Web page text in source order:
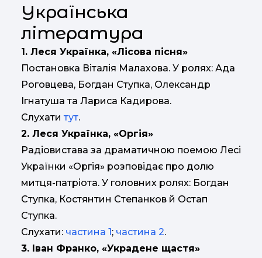
Українська
література
1. Леся Українка, «Лісова пісня»
Постановка Віталія Малахова. У ролях: Ада
Роговцева, Богдан Ступка, Олександр
Ігнатуша та Лариса Кадирова.
Слухати тут.
2. Леся Українка, «Оргія»
Радіовистава за драматичною поемою Лесі
Українки «Оргія» розповідає про долю
митця-патріота. У головних ролях: Богдан
Ступка, Костянтин Степанков й Остап
Ступка.
Слухати: частина 1; частина 2.
3. Іван Франко, «Украдене щастя»